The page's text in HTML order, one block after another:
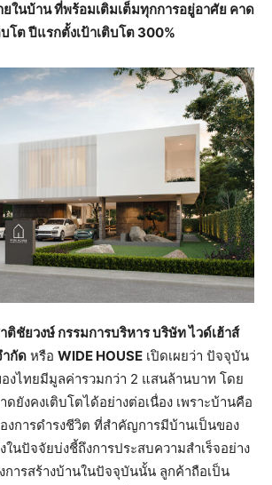
ในบ้าน ที่พร้อมเติมเต็มทุกการอยู่อาศัย คาด
โต ปีแรกตั้งเป้าเติบโต 300%
ชัยวงษ์ กรรมการบริหาร บริษัท ไวด์เฮ้าส์
กัด หรือ WIDE HOUSE เปิดเผยว่า ปัจจุบัน
งไทยมีมูลค่ารวมกว่า 2 แสนล้านบาท โดย
ยังคงเติบโตได้อย่างต่อเนื่อง เพราะบ้านคือ
งการดำรงชีวิต ที่สำคัญการมีบ้านเป็นของ
ในปัจจัยบ่งชี้ถึงการประสบความสำเร็จอย่าง
การสร้างบ้านในปัจจุบันนั้น ลูกค้าถือเป็น